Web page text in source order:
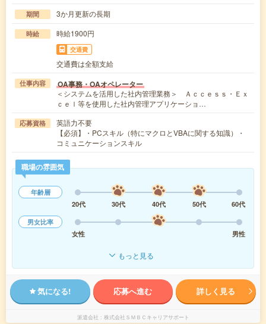
期間 3か月更新の長期
時給 時給1900円
交通費
交通費は全額支給
仕事内容 OA事務・OAオペレーター
＜システムを活用した社内管理業務＞ Ａｃｃｅｓｓ・Ｅｘ
ｃｅｌ等を使用した社内管理アプリケーショ…
応募資格
英語力不要
【必須】・PCスキル（特にマクロとVBAに関する知識）・
コミュニケーションスキル
職場の雰囲気
年齢層
20代
30代 40代 50代
60代
男女比率
女性
男性
もっと見る
気になる! 応募へ進む 詳しく見る
派遣会社 株式会社ＳＭＢＣキャリアサポート